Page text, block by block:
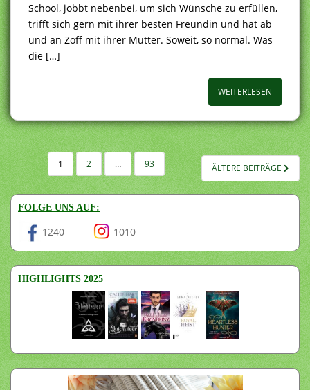
School, jobbt nebenbei, um sich Wünsche zu erfüllen,
trifft sich gern mit ihrer besten Freundin und hat ab
und an Zoff mit ihrer Mutter. Soweit, so normal. Was
die […]
WEITERLESEN
SEITENNUMMERIERUNG
DER
BEITRÄGE
1 2 … 93 ÄLTERE BEITRÄGE
FOLGE UNS AUF:
1240 1010
HIGHLIGHTS 2025